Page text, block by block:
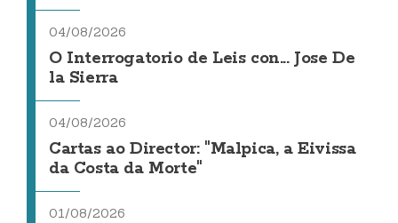
04/08/2026
O Interrogatorio de Leis con... Jose De
la Sierra
04/08/2026
Cartas ao Director: "Malpica, a Eivissa
da Costa da Morte"
01/08/2026